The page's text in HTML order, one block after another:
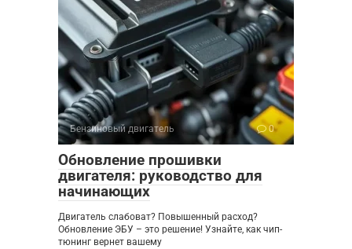
Бензиновый двигатель 0
Обновление прошивки
двигателя: руководство для
начинающих
Двигатель слабоват? Повышенный расход?
Обновление ЭБУ – это решение! Узнайте, как чип-
тюнинг вернет вашему